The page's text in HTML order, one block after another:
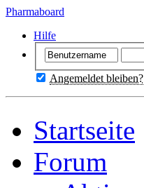
Pharmaboard
Hilfe
Angemeldet bleiben?